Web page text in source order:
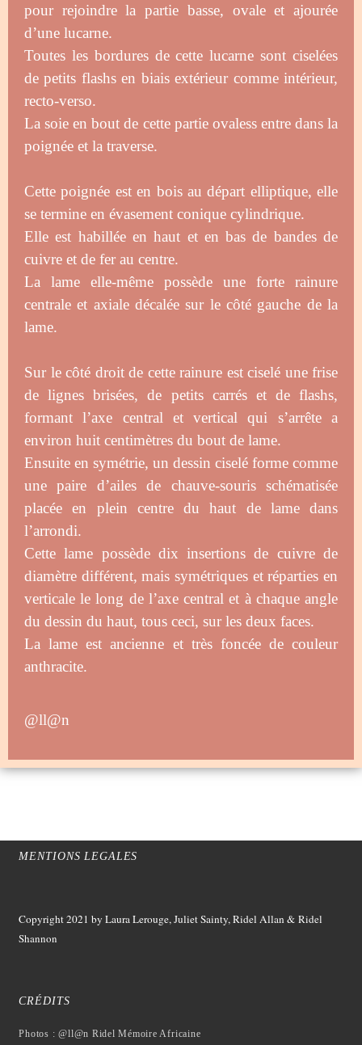
pour rejoindre la partie basse, ovale et ajourée
d’une lucarne.
Toutes les bordures de cette lucarne sont ciselées
de petits flashs en biais extérieur comme intérieur,
recto-verso.
La soie en bout de cette partie ovaless entre dans la
poignée et la traverse.
Cette poignée est en bois au départ elliptique, elle
se termine en évasement conique cylindrique.
Elle est habillée en haut et en bas de bandes de
cuivre et de fer au centre.
La lame elle-même possède une forte rainure
centrale et axiale décalée sur le côté gauche de la
lame.
Sur le côté droit de cette rainure est ciselé une frise
de lignes brisées, de petits carrés et de flashs,
formant l’axe central et vertical qui s’arrête a
environ huit centimètres du bout de lame.
Ensuite en symétrie, un dessin ciselé forme comme
une paire d’ailes de chauve-souris schématisée
placée en plein centre du haut de lame dans
l’arrondi.
Cette lame possède dix insertions de cuivre de
diamètre différent, mais symétriques et réparties en
verticale le long de l’axe central et à chaque angle
du dessin du haut, tous ceci, sur les deux faces.
La lame est ancienne et très foncée de couleur
anthracite.
@ll@n
MENTIONS LEGALES
Copyright 2021 by Laura Lerouge, Juliet Sainty, Ridel Allan &Ridel
Shannon
CRÉDITS
Photos : @ll@n Ridel Mémoire Africaine